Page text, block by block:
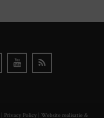
Privacy Policy Website realisatie &